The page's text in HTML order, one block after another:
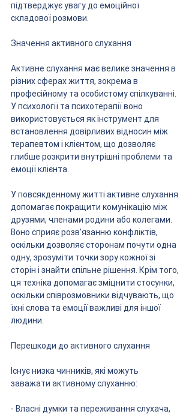
підтверджує увагу до емоційної
складової розмови.
Значення активного слухання
Активне слухання має велике значення в
різних сферах життя, зокрема в
професійному та особистому спілкуванні.
У психології та психотерапії воно
використовується як інструмент для
встановлення довірливих відносин між
терапевтом і клієнтом, що дозволяє
глибше розкрити внутрішні проблеми та
емоції клієнта.
У повсякденному житті активне слухання
допомагає покращити комунікацію між
друзями, членами родини або колегами.
Воно сприяє розв'язанню конфліктів,
оскільки дозволяє сторонам почути одна
одну, зрозуміти точки зору кожної зі
сторін і знайти спільне рішення. Крім того,
ця техніка допомагає зміцнити стосунки,
оскільки співрозмовники відчувають, що
їхні слова та емоції важливі для іншої
людини.
Перешкоди до активного слухання
Існує низка чинників, які можуть
заважати активному слуханню:
- Власні думки та переживання слухача,